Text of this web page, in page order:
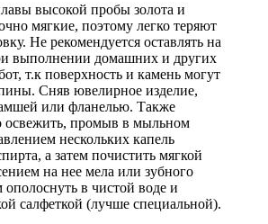
высокой пробы золота и
мягкие, поэтому легко теряют
Не рекомендуется оставлять на
выполнении домашних и других
т.к поверхность и камень могут
Сняв ювелирное изделие,
или фланелью. Также
освежить, промыв в мыльном
нескольких капель
а затем почистить мягкой
на нее мела или зубного
ополоснуть в чистой воде и
салфеткой (лучше специальной).